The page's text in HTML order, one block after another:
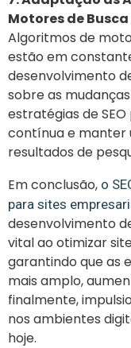
Motores de Busca
Algoritmos de
estão em
desenvolvimento
sobre as
estratégias de
contínua e manter
resultados de
Em conclusão, o
para sites
desenvolvimento
vital ao otimizar
garantindo que as
mais amplo,
finalmente,
nos ambientes
hoje.